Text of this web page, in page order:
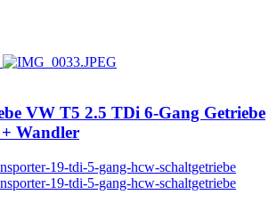
VW T5 2.5 TDi 6-Gang Getriebe
Wandler